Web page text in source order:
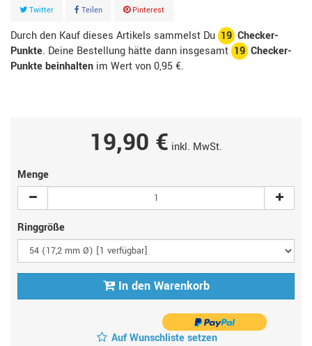
Twitter Teilen Pinterest
Durch den Kauf dieses Artikels sammelst Du 19 Checker-
Punkte. Deine Bestellung hätte dann insgesamt 19 Checker-
Punkte beinhalten im Wert von0,95 €.
19,90 € inkl. MwSt.
Menge
Ringgröße
In den Warenkorb
Auf Wunschliste setzen